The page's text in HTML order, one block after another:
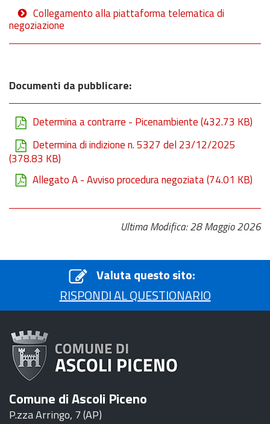
Collegamento alla piattaforma telematica di
negoziazione
Documenti da pubblicare:
Determina a contrarre - Picenambiente(432.73 KB)
Determina di indizione n. 5327 del 23/12/2025
(378.83 KB)
Allegato A - Avviso procedura negoziata(74.01 KB)
Ultima Modifica: 28 Maggio 2026
Valuta questo sito:
RISPONDI AL QUESTIONARIO
Comune di Ascoli Piceno
P.zza Arringo, 7 (AP)